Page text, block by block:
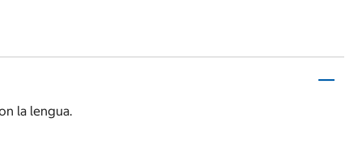
la lengua.